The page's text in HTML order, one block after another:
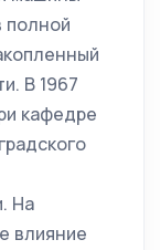
полной
В 1967
кафедре
На
влияние